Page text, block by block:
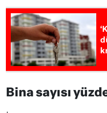
Bina sayısı